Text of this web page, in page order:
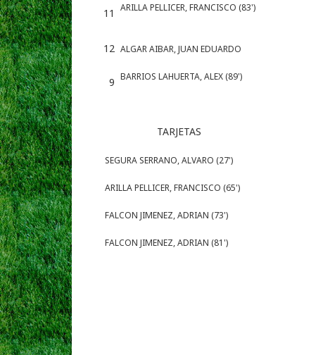
11 ARILLA PELLICER, FRANCISCO (83')
12 ALGAR AIBAR, JUAN EDUARDO
9 BARRIOS LAHUERTA, ALEX (89')
TARJETAS
SEGURA SERRANO, ALVARO (27')
ARILLA PELLICER, FRANCISCO (65')
FALCON JIMENEZ, ADRIAN (73')
FALCON JIMENEZ, ADRIAN (81')